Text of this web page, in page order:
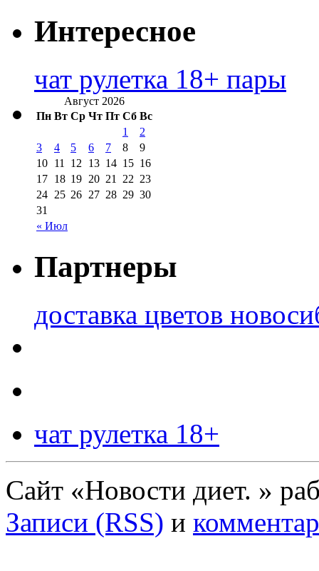
Интересное
чат рулетка 18+ пары
Август 2026
Пн Вт Ср Чт Пт Сб Вс
« Июл
1
2
3
4 5 6 7 8
9
10 11 12 13 14 15 16
17 18 19 20 21 22 23
24 25 26 27 28 29 30
31
Партнеры
доставка цветов
чат рулетка 18+
Сайт «Новости диет. »
Записи (RSS) и